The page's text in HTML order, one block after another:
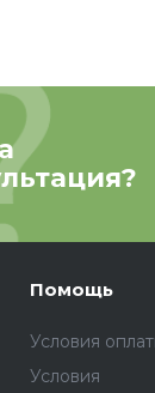
Помощь
Условия
Условия